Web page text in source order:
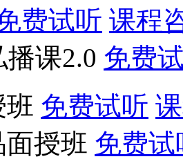
费试听 课程
课2.0 免费
班 免费试听
面授班 免费试